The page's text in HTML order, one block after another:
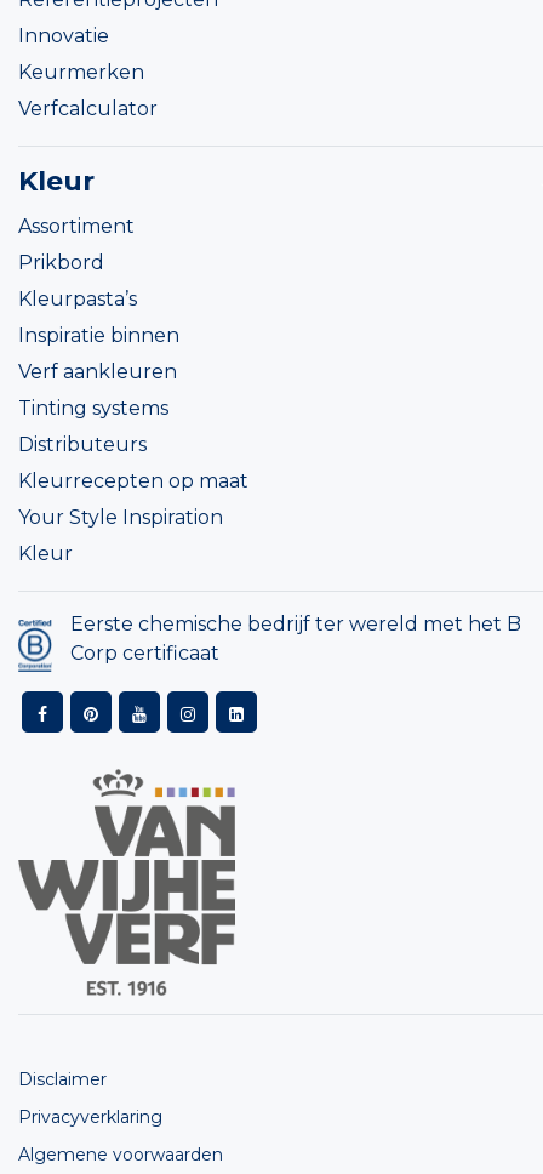
Innovatie
Keurmerken
Verfcalculator
Kleur
Assortiment
Prikbord
Kleurpasta’s
Inspiratie binnen
Verf aankleuren
Tinting systems
Distributeurs
Kleurrecepten op maat
Your Style Inspiration
Kleur
Eerste chemische bedrijf ter wereld met het B
Corp certificaat
Disclaimer
Privacyverklaring
Algemene voorwaarden